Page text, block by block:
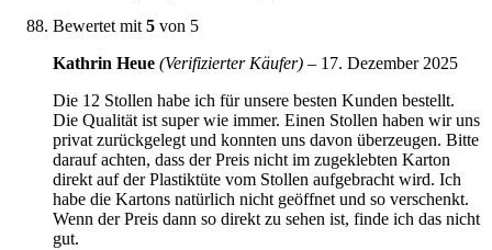
Bewertet mit 5 von 5
Kathrin Heue (Verifizierter Käufer) – 17. Dezember 2025
Die 12 Stollen habe ich für unsere besten Kunden bestellt.
Die Qualität ist super wie immer. Einen Stollen haben wir uns
privat zurückgelegt und konnten uns davon überzeugen. Bitte
darauf achten, dass der Preis nicht im zugeklebten Karton
direkt auf der Plastiktüte vom Stollen aufgebracht wird. Ich
habe die Kartons natürlich nicht geöffnet und so verschenkt.
Wenn der Preis dann so direkt zu sehen ist, finde ich das nicht
gut.